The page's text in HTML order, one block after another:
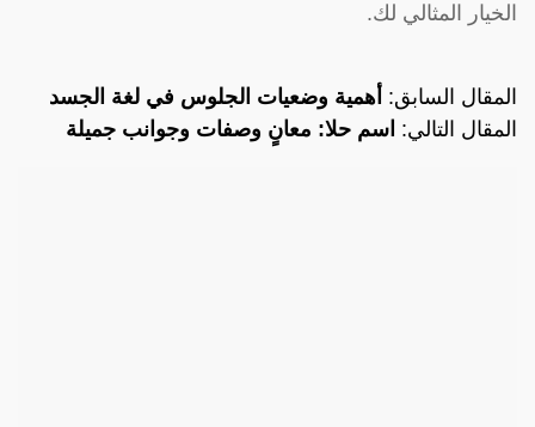
الخيار المثالي لك.
المقال السابق: أهمية وضعيات الجلوس في لغة الجسد
المقال التالي: اسم حلا: معانٍ وصفات وجوانب جميلة